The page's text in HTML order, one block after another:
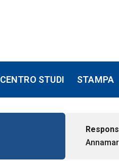
CENTRO STUDI STAMPA